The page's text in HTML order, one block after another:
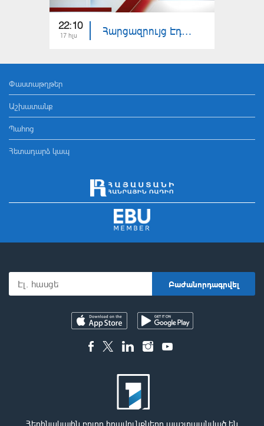
22:10
17 հլս Հարցազրույց Էդգար Մանուչարյանի հետ
Փաստաթղթեր
Աշխատանք
Պահոց
Հետադարձ կապ
Հեղինակային բոլոր իրավունքները պաշտպանված են